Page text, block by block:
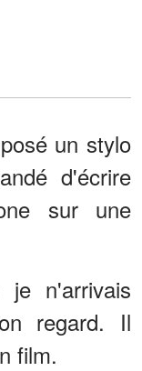
un stylo
d'écrire
sur une
je n'arrivais
regard. Il
film.